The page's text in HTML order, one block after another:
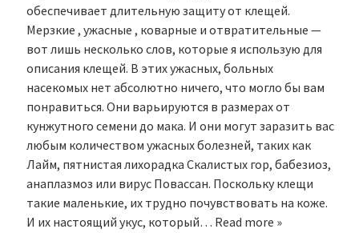
обеспечивает длительную защиту от клещей.
Мерзкие , ужасные , коварные и отвратительные —
вот лишь несколько слов, которые я использую для
описания клещей. В этих ужасных, больных
насекомых нет абсолютно ничего, что могло бы вам
понравиться. Они варьируются в размерах от
кунжутного семени до мака. И они могут заразить вас
любым количеством ужасных болезней, таких как
Лайм, пятнистая лихорадка Скалистых гор, бабезиоз,
анаплазмоз или вирус Повассан. Поскольку клещи
такие маленькие, их трудно почувствовать на коже.
И их настоящий укус, который… Read more »